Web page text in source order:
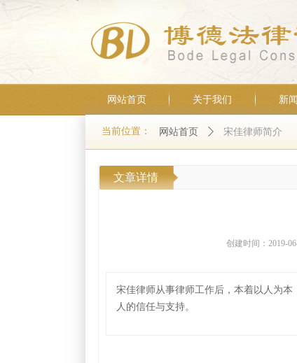
网站首页 关于我们 新
当前位置： 网站首页 ꄲ 宋佳律师简介
文章详情
创建时间： 2019-
宋佳律师从事律师工作后，本着以人为
人的信任与支持。